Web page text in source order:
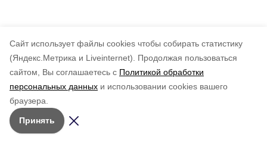
Cайт использует файлы cookies чтобы собирать статистику
(Яндекс.Метрика и Liveinternet).
Продолжая пользоваться
сайтом, Вы соглашаетесь с Политикой обработки
персональных данных и использовании cookies вашего
браузера.
Принять